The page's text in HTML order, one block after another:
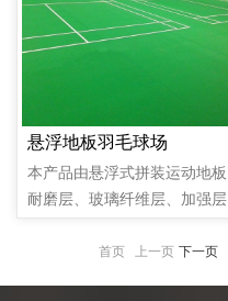
受到伤害，安装非常的快捷，
只要母口和公扣连接就可以，
悬浮地板羽毛球场
本产品由悬浮式拼装运动地板
耐磨层、玻璃纤维层、加强层
浮式拼装运动地板耐磨层，经
首页 上一页 下一页